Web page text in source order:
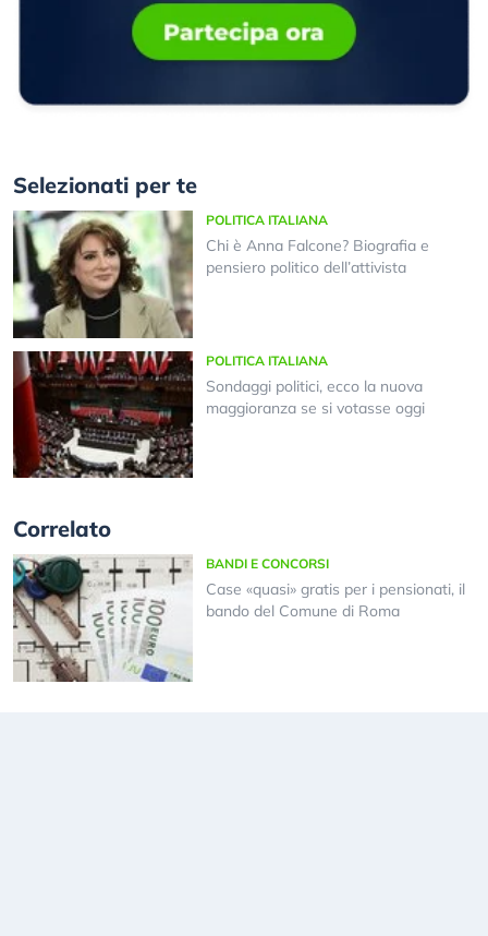
Selezionati per te
POLITICA ITALIANA
Chi è Anna Falcone? Biografia e
pensiero politico dell’attivista
POLITICA ITALIANA
Sondaggi politici, ecco la nuova
maggioranza se si votasse oggi
Correlato
BANDI E CONCORSI
Case «quasi» gratis per i pensionati, il
bando del Comune di Roma